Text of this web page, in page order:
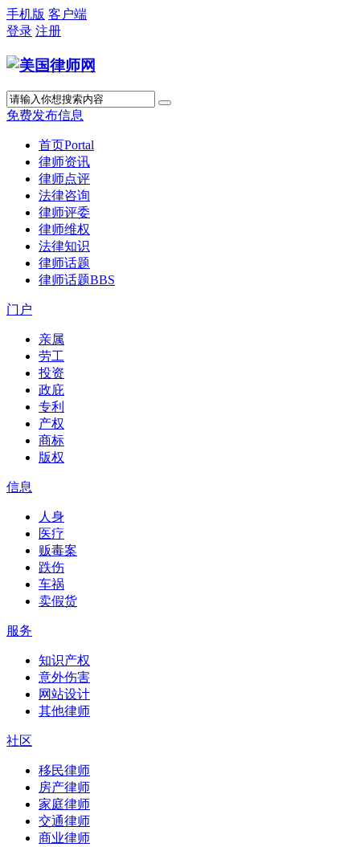
手机版 客户端
登录 注册
免费发布信息
首页Portal
律师资讯
律师点评
法律咨询
律师评委
律师维权
法律知识
律师话题
律师话题BBS
门户
亲属
劳工
投资
政庇
专利
产权
商标
版权
信息
人身
医疗
贩毒案
跌伤
车祸
卖假货
服务
知识产权
意外伤害
网站设计
其他律师
社区
移民律师
房产律师
家庭律师
交通律师
商业律师